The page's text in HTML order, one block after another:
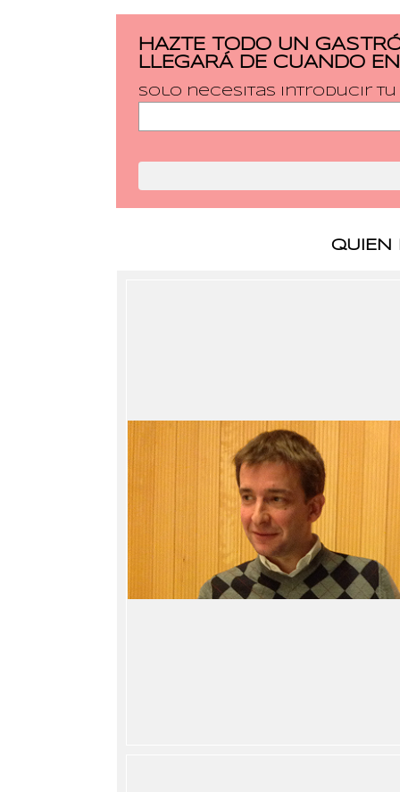
HAZTE TODO UN
LLEGARÁ DE CUANDO
Solo necesitas introducir
QUIEN